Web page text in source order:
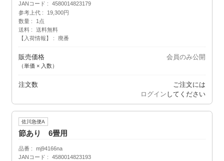
JANコード
4580014823179
参考上代
19,300円
数量
1点
送料
送料無料
【入荷情報】
廃番
販売価格
（単価 × 入数）
会員のみ公開
注文数
ご注文には
ログイン してください
佐川急便A
節あり 6畳用
品番
mj94166na
JANコード
4580014823193